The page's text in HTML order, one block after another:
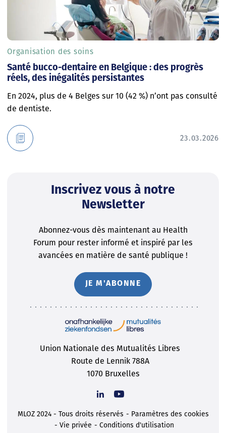
Santé bucco-dentaire en Belgique : des progrès
réels, des inégalités persistantes
En 2024, plus de 4 Belges sur 10 (42 %) n’ont pas consulté
de dentiste.
Organisation des soins
23.03.2026
Inscrivez vous à notre
Newsletter
Abonnez-vous dès maintenant au Health
Forum pour rester informé et inspiré par les
avancées en matière de santé publique !
JE M'ABONNE
Union Nationale des Mutualités Libres
Route de Lennik 788A
1070 Bruxelles
MLOZ 2024 - Tous droits réservés
Paramètres des cookies
Vie privée
Conditions d'utilisation